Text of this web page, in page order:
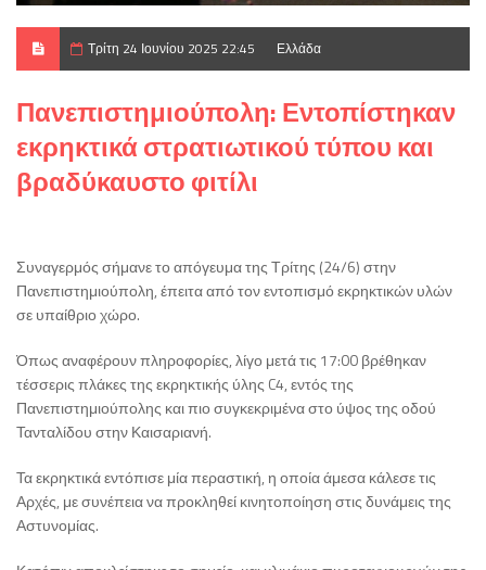
Τρίτη 24 Ιουνίου 2025 22:45 Ελλάδα
Πανεπιστημιούπολη: Εντοπίστηκαν
εκρηκτικά στρατιωτικού τύπου και
βραδύκαυστο φιτίλι
Συναγερμός σήμανε το απόγευμα της Τρίτης (24/6) στην
Πανεπιστημιούπολη, έπειτα από τον εντοπισμό εκρηκτικών υλών
σε υπαίθριο χώρο.
Όπως αναφέρουν πληροφορίες, λίγο μετά τις 17:00 βρέθηκαν
τέσσερις πλάκες της εκρηκτικής ύλης C4, εντός της
Πανεπιστημιούπολης και πιο συγκεκριμένα στο ύψος της οδού
Τανταλίδου στην Καισαριανή.
Τα εκρηκτικά εντόπισε μία περαστική, η οποία άμεσα κάλεσε τις
Αρχές, με συνέπεια να προκληθεί κινητοποίηση στις δυνάμεις της
Αστυνομίας.